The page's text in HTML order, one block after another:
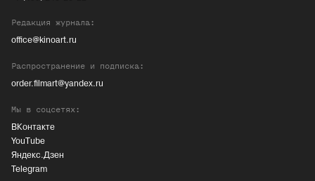
Редакция журнала:
office@kinoart.ru
Распространение и подписка:
order.filmart@yandex.ru
Мы в соцсетях:
ВКонтакте
YouTube
Яндекс.Дзен
Telegram